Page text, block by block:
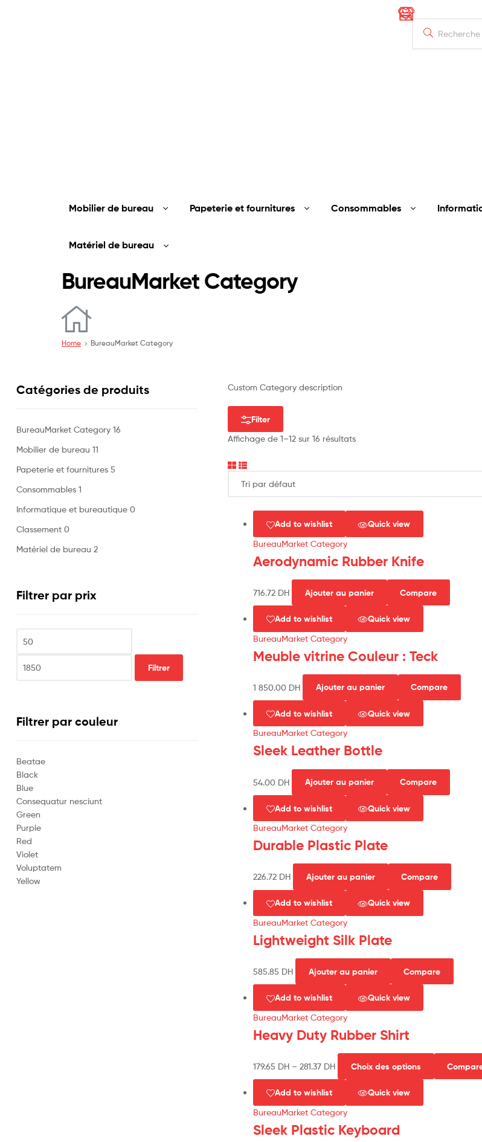
Mobilier de bureau Papeterie et fournitures Consommables
Matériel de bureau
BureauMarket Category
Home BureauMarket Category
Custom Category description
Filter
Affichage de 1–12 sur 16 résultats
Add to wishlist Quick view
BureauMarket Category
Aerodynamic Rubber Knife
716.72 DH Ajouter au panier Compare
Add to wishlist Quick view
BureauMarket Category
Meuble vitrine Couleur : Teck
1 850.00 DH Ajouter au panier Compare
Add to wishlist Quick view
BureauMarket Category
Sleek Leather Bottle
54.00 DH Ajouter au panier Compare
Add to wishlist Quick view
BureauMarket Category
Durable Plastic Plate
226.72 DH Ajouter au panier Compare
Add to wishlist Quick view
BureauMarket Category
Lightweight Silk Plate
585.85 DH Ajouter au panier Compare
Add to wishlist Quick view
BureauMarket Category
Heavy Duty Rubber Shirt
179.65 DH – 281.37 DH Choix des options
Add to wishlist Quick view
BureauMarket Category
Sleek Plastic Keyboard
Catégories de produits
BureauMarket Category 16
Mobilier de bureau 11
Papeterie et fournitures 5
Consommables 1
Informatique et bureautique 0
Classement 0
Matériel de bureau 2
Filtrer par prix
Filtrer
Filtrer par couleur
Beatae
Black
Blue
Consequatur nesciunt
Green
Purple
Red
Violet
Voluptatem
Yellow